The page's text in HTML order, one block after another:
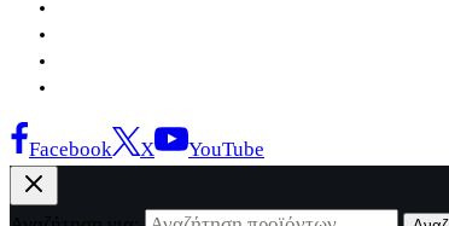
Facebook X YouTube